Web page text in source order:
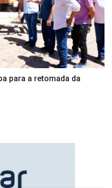
para a retomada da